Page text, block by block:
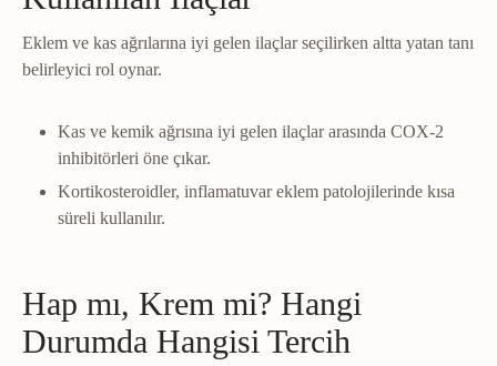
Eklem ve kas ağrılarına iyi gelen ilaçlar seçilirken altta yatan tanı
belirleyici rol oynar.
Kas ve kemik ağrısına iyi gelen ilaçlar arasında COX-2
inhibitörleri öne çıkar.
Kortikosteroidler, inflamatuvar eklem patolojilerinde kısa
süreli kullanılır.
Hap mı, Krem mi? Hangi
Durumda Hangisi Tercih